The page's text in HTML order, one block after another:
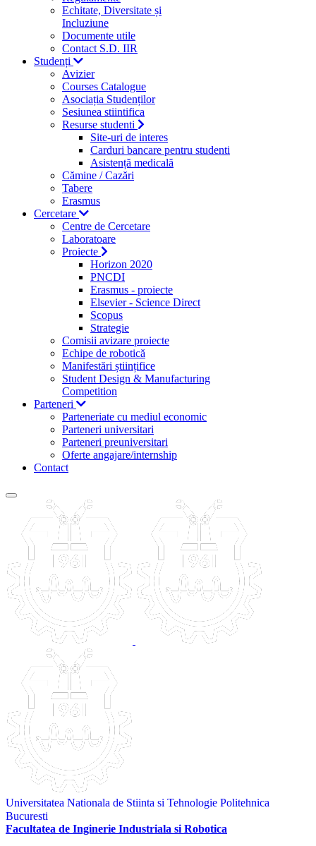
Echitate, Diversitate și
Incluziune
Documente utile
Contact S.D. IIR
Studenți
Avizier
Courses Catalogue
Asociația Studenților
Sesiunea stiintifica
Resurse studenti
Site-uri de interes
Carduri bancare pentru studenti
Asistență medicală
Cămine / Cazări
Tabere
Erasmus
Cercetare
Centre de Cercetare
Laboratoare
Proiecte
Horizon 2020
PNCDI
Erasmus - proiecte
Elsevier - Science Direct
Scopus
Strategie
Comisii avizare proiecte
Echipe de robotică
Manifestări științifice
Student Design & Manufacturing
Competition
Parteneri
Parteneriate cu mediul economic
Parteneri universitari
Parteneri preuniversitari
Oferte angajare/internship
Contact
Universitatea Nationala de Stiinta si Tehnologie Politehnica
Bucuresti
Facultatea de Inginerie Industriala si Robotica